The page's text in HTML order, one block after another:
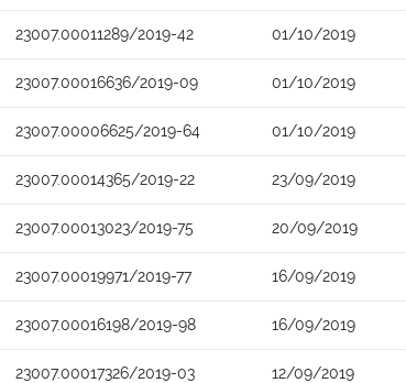
23007.00011289/2019-42 01/10/2019
23007.00016636/2019-09 01/10/2019
23007.00006625/2019-64 01/10/2019
23007.00014365/2019-22 23/09/2019
23007.00013023/2019-75 20/09/2019
23007.00019971/2019-77 16/09/2019
23007.00016198/2019-98 16/09/2019
23007.00017326/2019-03 12/09/2019